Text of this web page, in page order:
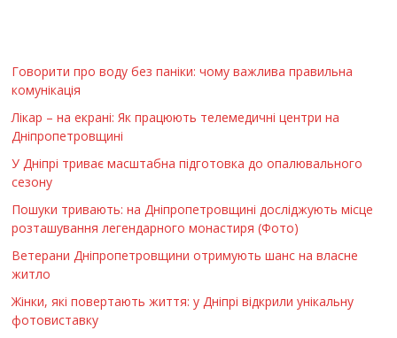
Говорити про воду без паніки: чому важлива правильна
комунікація
Лікар – на екрані: Як працюють телемедичні центри на
Дніпропетровщині
У Дніпрі триває масштабна підготовка до опалювального
сезону
Пошуки тривають: на Дніпропетровщині досліджують місце
розташування легендарного монастиря (Фото)
Ветерани Дніпропетровщини отримують шанс на власне
житло
Жінки, які повертають життя: у Дніпрі відкрили унікальну
фотовиставку